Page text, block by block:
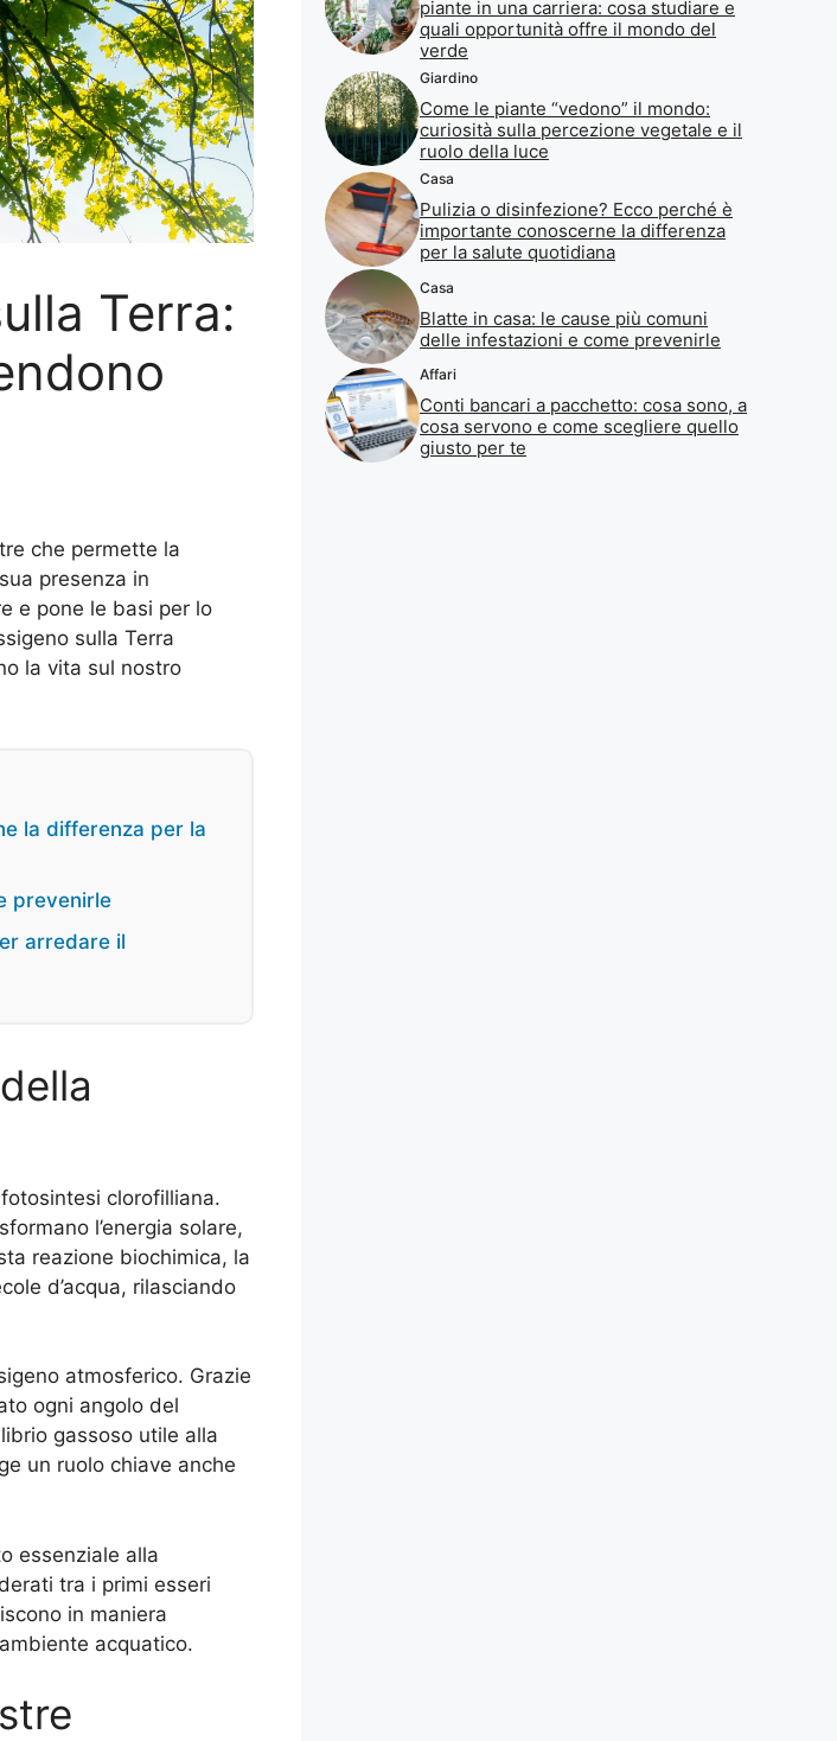
Terra:
che permette la
presenza in
e pone le basi per lo
sulla Terra
la vita sul nostro
la differenza per la
prevenirle
arredare il
clorofilliana.
l’energia solare,
reazione biochimica, la
d’acqua, rilasciando
atmosferico. Grazie
ogni angolo del
gassoso utile alla
un ruolo chiave anche
essenziale alla
tra i primi esseri
in maniera
acquatico.
piante in una carriera: cosa studiare e
quali opportunità offre il mondo del
verde
Giardino
Come le piante “vedono” il mondo:
curiosità sulla percezione vegetale e il
ruolo della luce
Casa
Pulizia o disinfezione? Ecco perché è
importante conoscerne la differenza
per la salute quotidiana
Casa
Blatte in casa: le cause più comuni
delle infestazioni e come prevenirle
Affari
Conti bancari a pacchetto: cosa sono, a
cosa servono e come scegliere quello
giusto per te